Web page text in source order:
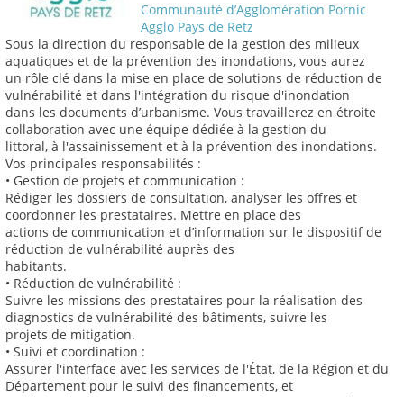
Communauté d’Agglomération Pornic
Agglo Pays de Retz
Sous la direction du responsable de la gestion des milieux
aquatiques et de la prévention des inondations, vous aurez
un rôle clé dans la mise en place de solutions de réduction de
vulnérabilité et dans l'intégration du risque d'inondation
dans les documents d’urbanisme. Vous travaillerez en étroite
collaboration avec une équipe dédiée à la gestion du
littoral, à l'assainissement et à la prévention des inondations.
Vos principales responsabilités :
• Gestion de projets et communication :
Rédiger les dossiers de consultation, analyser les offres et
coordonner les prestataires. Mettre en place des
actions de communication et d’information sur le dispositif de
réduction de vulnérabilité auprès des
habitants.
• Réduction de vulnérabilité :
Suivre les missions des prestataires pour la réalisation des
diagnostics de vulnérabilité des bâtiments, suivre les
projets de mitigation.
• Suivi et coordination :
Assurer l'interface avec les services de l'État, de la Région et du
Département pour le suivi des financements, et